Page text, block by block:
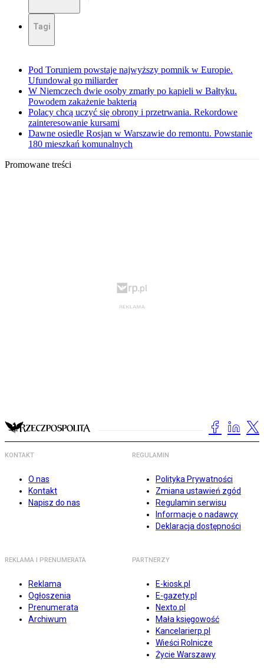
Tagi
Pod Toruniem powstaje najwyższy pomnik w Europie.
Ufundował go miliarder
W Niemczech dwie osoby zmarły po kąpieli w Bałtyku.
Powodem zakażenie bakterią
Polacy chcą uczyć się obrony i przetrwania. Rekordowe
zainteresowanie kursami
Dawne osiedle Rosjan w Warszawie do remontu. Powstanie
180 mieszkań komunalnych
Promowane treści
KONTAKT
O nas
Kontakt
Napisz do nas
REGULAMIN
Polityka Prywatności
Zmiana ustawień zgód
Regulamin serwisu
Informacje o nadawcy
Deklaracja dostępności
REKLAMA I PRENUMERATA
Reklama
Ogłoszenia
Prenumerata
Archiwum
PARTNERZY
E-kiosk.pl
E-gazety.pl
Nexto.pl
Mała księgowość
Kancelarierp.pl
Wieści Rolnicze
Życie Warszawy